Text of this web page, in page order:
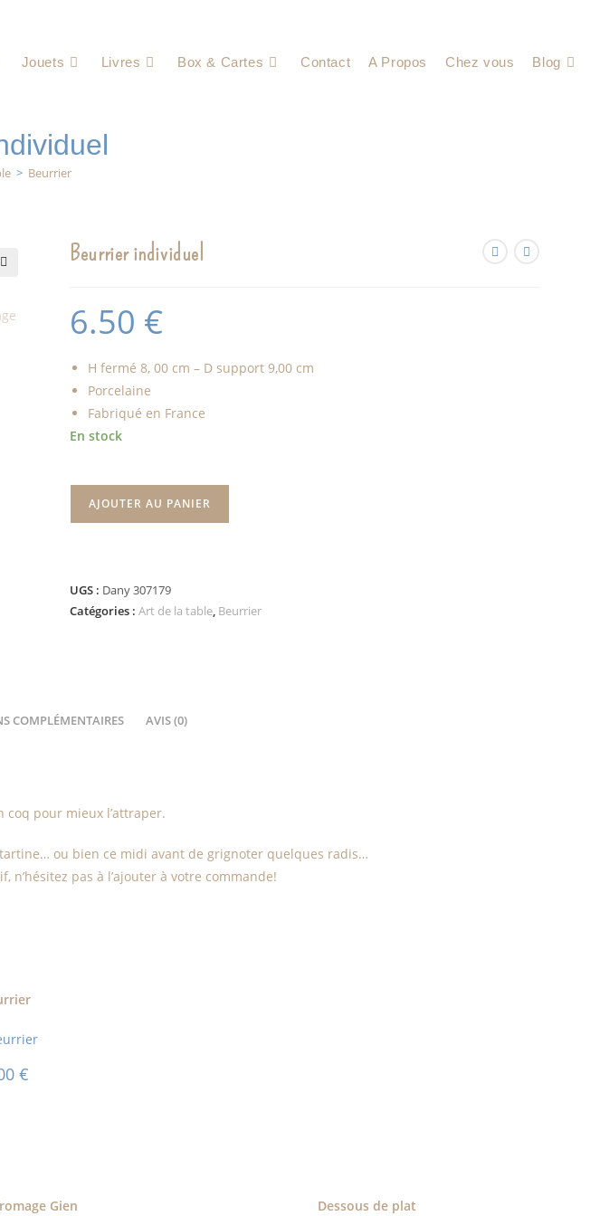
Jouets Livres Box & Cartes Contact A Propos Chez vous Blog
> Beurrier
Beurrier individuel
6.50 €
H fermé 8, 00 cm – D support 9,00 cm
Porcelaine
Fabriqué en France
En stock
AJOUTER AU PANIER
UGS : Dany 307179
Catégories :Art de la table, Beurrier
COMPLÉMENTAIRES AVIS (0)
pour mieux l’attraper.
ou bien ce midi avant de grignoter quelques radis…
pas à l’ajouter à votre commande!
€
Gien Dessous de plat